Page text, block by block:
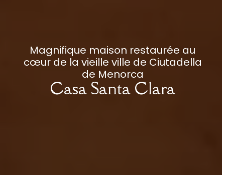
Magnifique maison restaurée au
cœur de la vieille ville de Ciutadella
de Menorca
Casa Santa Clara